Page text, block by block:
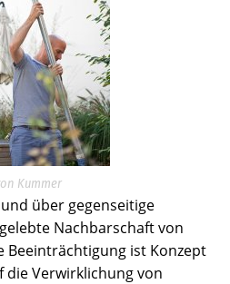
Kummer
über gegenseitige
Nachbarschaft von
Beeinträchtigung ist Konzept
die Verwirklichung von